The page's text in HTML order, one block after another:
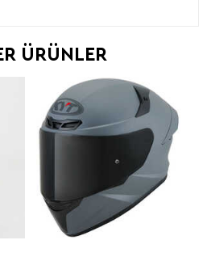
ÜRÜNLER